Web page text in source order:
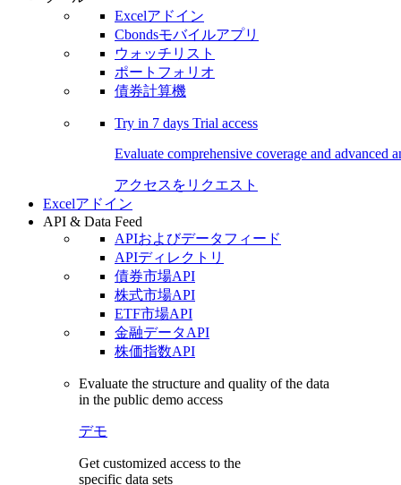
Excelアドイン
Cbondsモバイルアプリ
ウォッチリスト
ポートフォリオ
債券計算機
Try in 7 days Trial access
Evaluate comprehensive coverage and advanced
アクセスをリクエスト
Excelアドイン
API & Data Feed
APIおよびデータフィード
APIディレクトリ
債券市場API
株式市場API
ETF市場API
金融データAPI
株価指数API
Evaluate the structure and quality of the data
in the public demo access
デモ
Get customized access to the
specific data sets